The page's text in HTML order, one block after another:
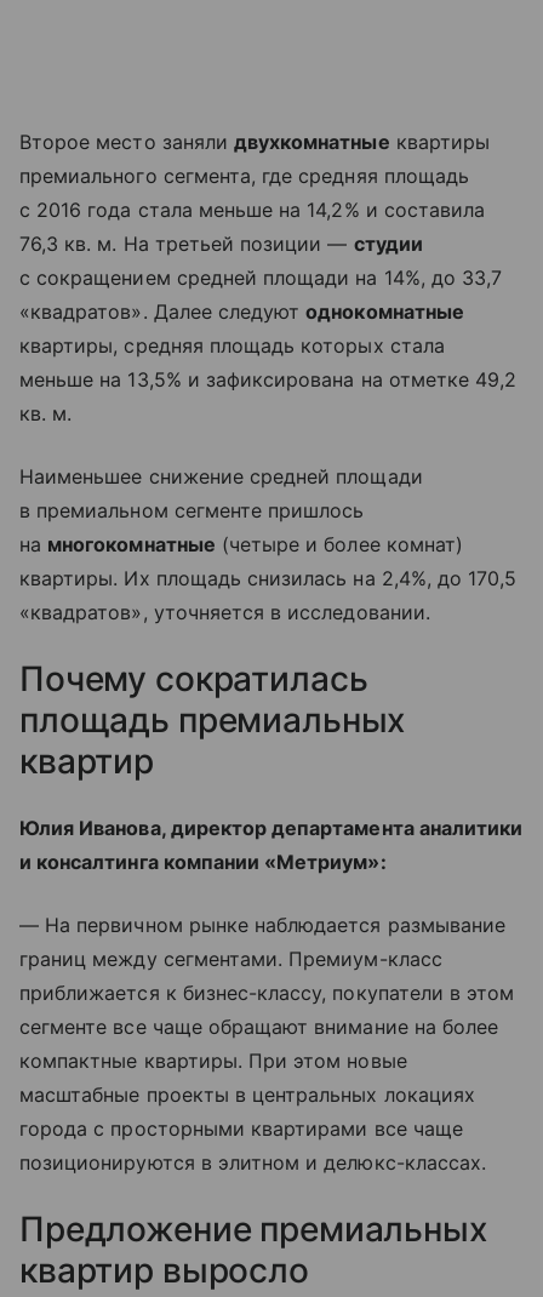
Второе место заняли двухкомнатные квартиры
премиального сегмента, где средняя площадь
с 2016 года стала меньше на 14,2% и составила
76,3 кв. м. На третьей позиции — студии
с сокращением средней площади на 14%, до 33,7
«квадратов». Далее следуютоднокомнатные
квартиры, средняя площадь которых стала
меньше на 13,5% и зафиксирована на отметке 49,2
кв. м.
Наименьшее снижение средней площади
в премиальном сегменте пришлось
на многокомнатные (четыре и более комнат)
квартиры. Их площадь снизилась на 2,4%, до 170,5
«квадратов», уточняется в исследовании.
Почему сократилась
площадь премиальных
квартир
Юлия Иванова, директор департамента аналитики
и консалтинга компании «Метриум»:
— На первичном рынке наблюдается размывание
границ между сегментами. Премиум-класс
приближается к бизнес-классу, покупатели в этом
сегменте все чаще обращают внимание на более
компактные квартиры. При этом новые
масштабные проекты в центральных локациях
города с просторными квартирами все чаще
позиционируются в элитном и делюкс-классах.
Предложение премиальных
квартир выросло